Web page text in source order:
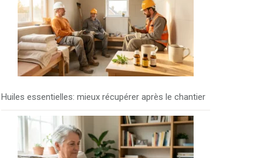
Huiles essentielles: mieux récupérer après le chantier